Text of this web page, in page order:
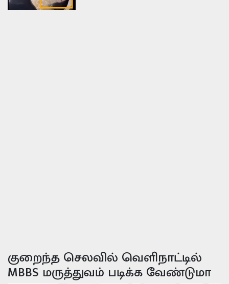
குறைந்த செலவில் வெளிநாட்டில்
MBBS மருத்துவம் படிக்க வேண்டுமா